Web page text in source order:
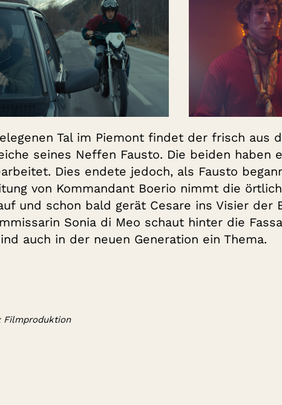
Tal im Piemont findet der frisch aus
seines Neffen Fausto. Die beiden haben
Dies endete jedoch, als Fausto
von Kommandant Boerio nimmt die
und schon bald gerät Cesare ins Visier der
Sonia di Meo schaut hinter die
auch in der neuen Generation ein Thema.
Filmproduktion